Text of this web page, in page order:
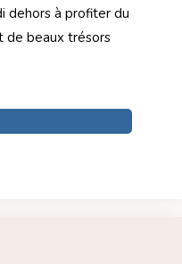
dehors à profiter du
de beaux trésors